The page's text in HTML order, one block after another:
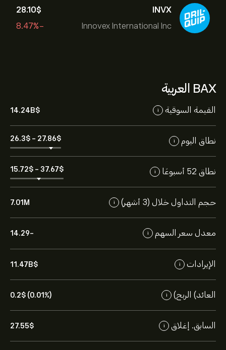
INVX
Innovex International Inc
28.10‎$‎
-8.47%
BAX العربية
القيمة السوقية i
14.24B‎$‎
نطاق اليوم i
26.3‎$‎ - 27.86‎$‎
نطاق 52 أسبوعًا i
15.72‎$‎ - 37.67‎$‎
حجم التداول خلال (3 أشهر) i
7.01M
معدل سعر السهم i
-14.29
الإيرادات i
11.47B‎$‎
العائد) الربح) i
0.2‎$‎ (0.01%)
السابق. إغلاق i
27.55‎$‎